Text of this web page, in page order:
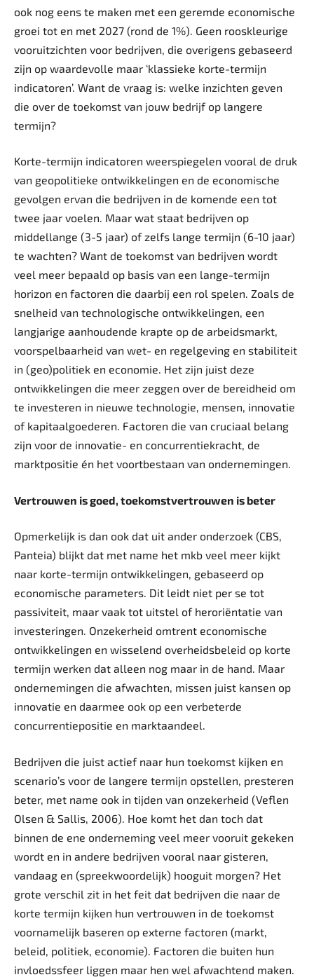
ook nog eens te maken met een geremde economische
groei tot en met 2027 (rond de 1%). Geen rooskleurige
vooruitzichten voor bedrijven, die overigens gebaseerd
zijn op waardevolle maar ‘klassieke korte-termijn
indicatoren’. Want de vraag is: welke inzichten geven
die over de toekomst van jouw bedrijf op langere
termijn?
Korte-termijn indicatoren weerspiegelen vooral de druk
van geopolitieke ontwikkelingen en de economische
gevolgen ervan die bedrijven in de komende een tot
twee jaar voelen. Maar wat staat bedrijven op
middellange (3-5 jaar) of zelfs lange termijn (6-10 jaar)
te wachten? Want de toekomst van bedrijven wordt
veel meer bepaald op basis van een lange-termijn
horizon en factoren die daarbij een rol spelen. Zoals de
snelheid van technologische ontwikkelingen, een
langjarige aanhoudende krapte op de arbeidsmarkt,
voorspelbaarheid van wet- en regelgeving en stabiliteit
in (geo)politiek en economie. Het zijn juist deze
ontwikkelingen die meer zeggen over de bereidheid om
te investeren in nieuwe technologie, mensen, innovatie
of kapitaalgoederen. Factoren die van cruciaal belang
zijn voor de innovatie- en concurrentiekracht, de
marktpositie én het voortbestaan van ondernemingen.
Vertrouwen is goed, toekomstvertrouwen is beter
Opmerkelijk is dan ook dat uit ander onderzoek (CBS,
Panteia) blijkt dat met name het mkb veel meer kijkt
naar korte-termijn ontwikkelingen, gebaseerd op
economische parameters. Dit leidt niet per se tot
passiviteit, maar vaak tot uitstel of heroriëntatie van
investeringen. Onzekerheid omtrent economische
ontwikkelingen en wisselend overheidsbeleid op korte
termijn werken dat alleen nog maar in de hand. Maar
ondernemingen die afwachten, missen juist kansen op
innovatie en daarmee ook op een verbeterde
concurrentiepositie en marktaandeel.
Bedrijven die juist actief naar hun toekomst kijken en
scenario’s voor de langere termijn opstellen, presteren
beter, met name ook in tijden van onzekerheid (Veflen
Olsen & Sallis, 2006). Hoe komt het dan toch dat
binnen de ene onderneming veel meer vooruit gekeken
wordt en in andere bedrijven vooral naar gisteren,
vandaag en (spreekwoordelijk) hooguit morgen? Het
grote verschil zit in het feit dat bedrijven die naar de
korte termijn kijken hun vertrouwen in de toekomst
voornamelijk baseren op externe factoren (markt,
beleid, politiek, economie). Factoren die buiten hun
invloedssfeer liggen maar hen wel afwachtend maken.